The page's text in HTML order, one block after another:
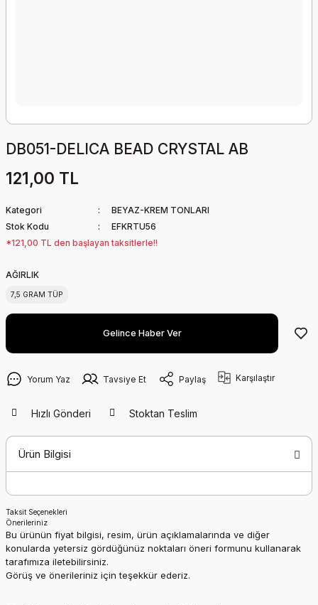
DB051-DELICA BEAD CRYSTAL AB
121,00 TL
Kategori
BEYAZ-KREM TONLARI
Stok Kodu
EFKRTU56
*121,00 TL den başlayan taksitlerle!!
AĞIRLIK
7,5 GRAM TÜP
Gelince Haber Ver
Yorum Yaz Tavsiye Et Paylaş Karşılaştır
Hızlı Gönderi Stoktan Teslim
Ürün Bilgisi
Taksit Seçenekleri
Önerileriniz
Bu ürünün fiyat bilgisi, resim, ürün açıklamalarında ve diğer
konularda yetersiz gördüğünüz noktaları öneri formunu kullanarak
tarafımıza iletebilirsiniz.
Görüş ve önerileriniz için teşekkür ederiz.